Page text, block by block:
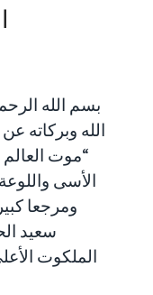
بسم الله
الله وبركاته
“موت العالم
الأسى
ومرجعا
سعيد
الملكوت